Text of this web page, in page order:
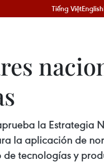
Tiếng ViệtEnglish
la Estrategia
la aplicación de
tecnologías y